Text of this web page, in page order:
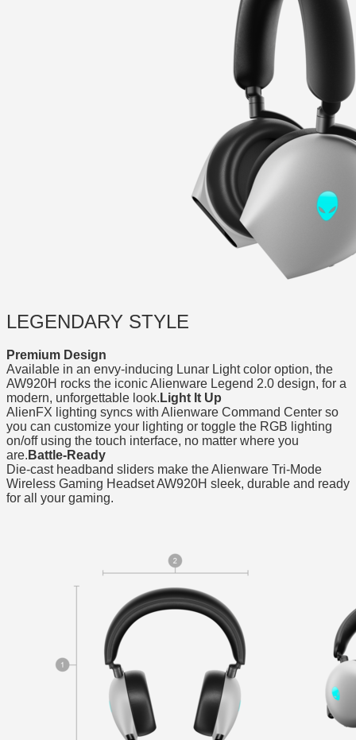
LEGENDARY STYLE
Premium Design
Available in an envy-inducing Lunar Light color option, the
AW920H rocks the iconic Alienware Legend 2.0 design, for a
modern, unforgettable look. Light It Up
AlienFX lighting syncs with Alienware Command Center so
you can customize your lighting or toggle the RGB lighting
on/off using the touch interface, no matter where you
are. Battle-Ready
Die-cast headband sliders make the Alienware Tri-Mode
Wireless Gaming Headset AW920H sleek, durable and ready
for all your gaming.